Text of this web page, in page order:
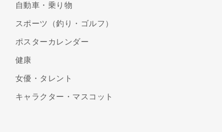
自動車・乗り物
スポーツ（釣り・ゴルフ）
ポスターカレンダー
健康
女優・タレント
キャラクター・マスコット